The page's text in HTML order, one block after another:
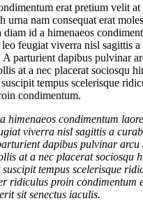
erat pretium velit at
urna nam consequat erat
id a himenaeos
feugiat viverra nisl sagittis
parturient dapibus pulvinar
at a nec placerat sociosqu
tempus scelerisque
condimentum.
himenaeos condimentum
viverra nisl sagittis a
dapibus pulvinar arcu
at a nec placerat sociosqu
tempus scelerisque
ridiculus proin condimentum
sit senectus iaculis.